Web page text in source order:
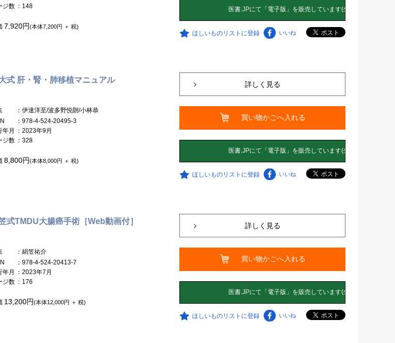
ジ数 ：148
7,920円(本体7,200円 ＋ 税)
ほしいものリストに登録 いいね
式 肝・腎・肺移植マニュアル
：伊達洋至/波多野悦朗/小林恭
：978-4-524-20495-3
年月
：2023年9月
ジ数 ：328
8,800円(本体8,000円 ＋ 税)
詳しく見る
買い物かごへ入れる
ほしいものリストに登録 いいね
式TMDU大腸癌手術［Web動画付］
：絹笠祐介
：978-4-524-20413-7
年月
：2023年7月
ジ数 ：176
13,200円(本体12,000円 ＋ 税)
詳しく見る
買い物かごへ入れる
ほしいものリストに登録 いいね